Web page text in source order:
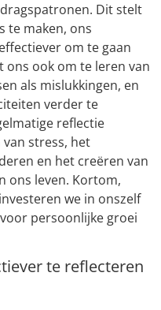
Dit stelt
te maken, ons
om te gaan
ons ook om te leren van
als mislukkingen, en
verder te
reflectie
stress, het
en het creëren van
ons leven. Kortom,
we in onszelf
persoonlijke groei
te reflecteren